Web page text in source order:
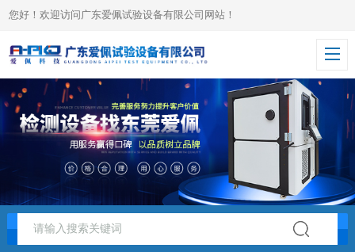
您好！欢迎访问广东爱佩试验设备有限公司网站！